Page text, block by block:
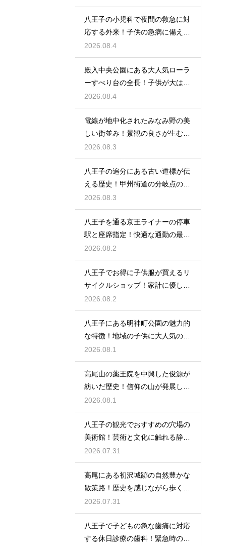
八王子の小児科で夜間の救急に対
応する外来！子供の急病に備える
安心情報
2026.08.4
殿入中央公園にある大人気ローラ
ーすべり台の全長！子供が大はし
ゃぎの遊具
2026.08.4
電線が地中化されたみなみ野の美
しい街並み！景観の良さが生む住
みやすさ
2026.08.3
八王子の追分にある古い道標が伝
える歴史！甲州街道の分岐点の真
実に迫る
2026.08.3
八王子を通る京王ライナーの停車
駅と座席指定！快適な通勤の最強
の裏ワザ
2026.08.2
八王子でお得に子供服が買えるリ
サイクルショップ！家計に優しい
お店特集
2026.08.2
八王子にある明神町公園の魅力的
な特徴！地域の子供に大人気の遊
び場紹介
2026.08.1
高尾山の薬王院を中興した俊源が
紡いだ歴史！信仰の山が発展した
理由とは
2026.08.1
八王子の観光でおすすめの穴場の
美術館！芸術と文化に触れる静か
なひと時
2026.07.31
高尾にある初沢城跡の自然豊かな
散策路！歴史を感じながら歩くハ
イキング
2026.07.31
八王子で子どもの急な歯痛に対応
する休日診療の歯科！緊急時の強